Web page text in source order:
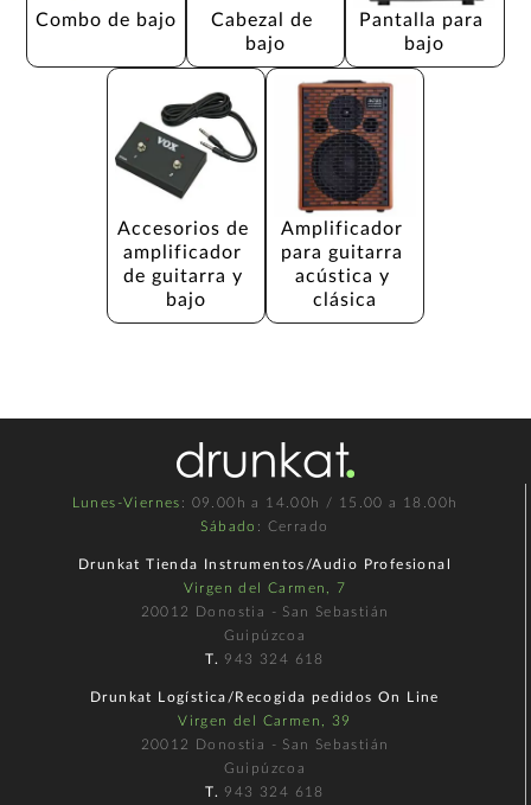
Combo de bajo
Cabezal de
bajo
Pantalla para
bajo
Accesorios de
amplificador
de guitarra y
bajo
Amplificador
para guitarra
acústica y
clásica
Lunes-Viernes : 09.00h a 14.00h / 15.00 a 18.00h
Sábado : Cerrado
Drunkat Tienda Instrumentos/Audio Profesional
Virgen del Carmen, 7
20012 Donostia - San Sebastián
Guipúzcoa
T. 943 324 618
Drunkat Logística/Recogida pedidos On Line
Virgen del Carmen, 39
20012 Donostia - San Sebastián
Guipúzcoa
T. 943 324 618